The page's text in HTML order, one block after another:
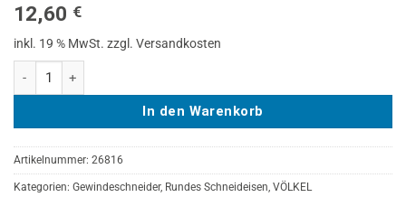
12,60 €
inkl. 19 % MwSt. zzgl. Versandkosten
VÖLKEL Schneideisen VS LINKS, HSS, DIN 223, M 9X1 Menge
In den Warenkorb
Artikelnummer: 26816
Kategorien: Gewindeschneider, Rundes Schneideisen, VÖLKEL